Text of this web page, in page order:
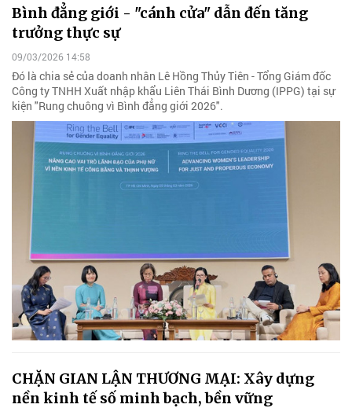
Bình đẳng giới - "cánh cửa" dẫn đến tăng
trưởng thực sự
09/03/2026 14:58
Đó là chia sẻ của doanh nhân Lê Hồng Thủy Tiên - Tổng Giám đốc
Công ty TNHH Xuất nhập khẩu Liên Thái Bình Dương (IPPG) tại sự
kiện "Rung chuông vì Bình đẳng giới 2026".
CHẶN GIAN LẬN THƯƠNG MẠI: Xây dựng
nền kinh tế số minh bạch, bền vững